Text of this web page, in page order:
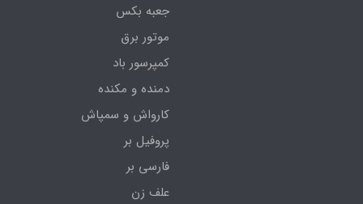
جعبه بکس
موتور برق
کمپرسور باد
دمنده و مکنده
کارواش و سمپاش
پروفیل بر
فارسی بر
علف زن